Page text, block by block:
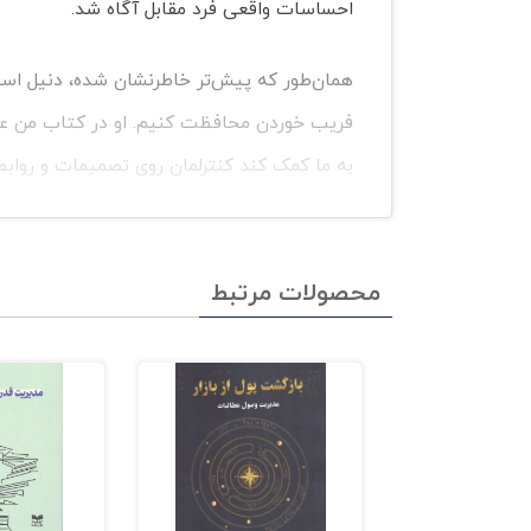
احساسات واقعی فرد مقابل آگاه شد.
همان‌طور که پیش‌تر خاطرنشان شده، دنیل
فریب خوردن محافظت کنیم. او در کتاب من
به ما کمک کند کنترلمان روی تصمیمات و
انسانی، منبعی است ارزشمند برای تمام
خود مؤثرتر عمل کنند. شما نیز اکنون
کتاب من عروسک خیمه شب
اگر به دنبال کتابی هستید که از طریق آن
خوردن جلوگیری کنید، این کتاب را به شما
محصولات مرتبط